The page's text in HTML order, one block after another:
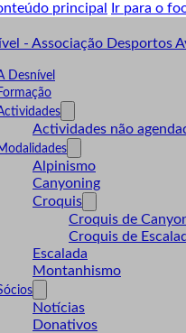
principal Ir para o
Desnível
Actividades não
Alpinismo
Canyoning
Croquis
Croquis de
Croquis de
Escalada
Montanhismo
Notícias
Donativos